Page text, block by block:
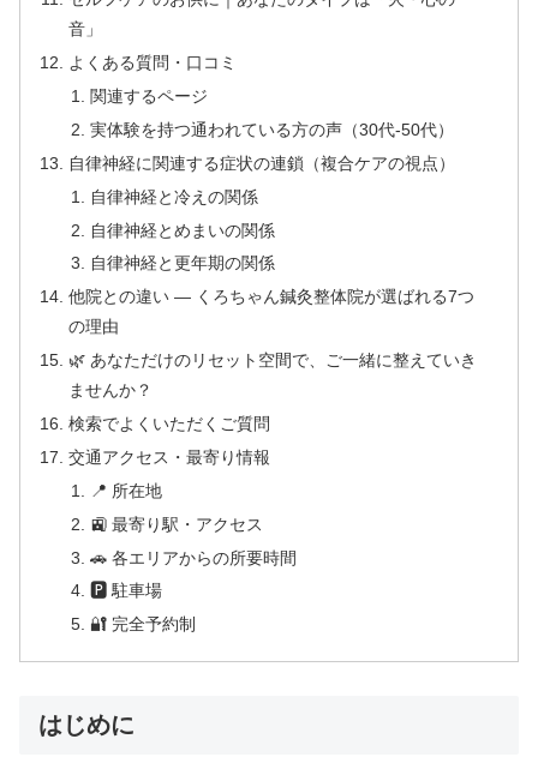
音」
よくある質問・口コミ
関連するページ
実体験を持つ通われている方の声（30代-50代）
自律神経に関連する症状の連鎖（複合ケアの視点）
自律神経と冷えの関係
自律神経とめまいの関係
自律神経と更年期の関係
他院との違い — くろちゃん鍼灸整体院が選ばれる7つ
の理由
🌿 あなただけのリセット空間で、ご一緒に整えていき
ませんか？
検索でよくいただくご質問
交通アクセス・最寄り情報
📍 所在地
🚉 最寄り駅・アクセス
🚗 各エリアからの所要時間
🅿 駐車場
🔐 完全予約制
はじめに